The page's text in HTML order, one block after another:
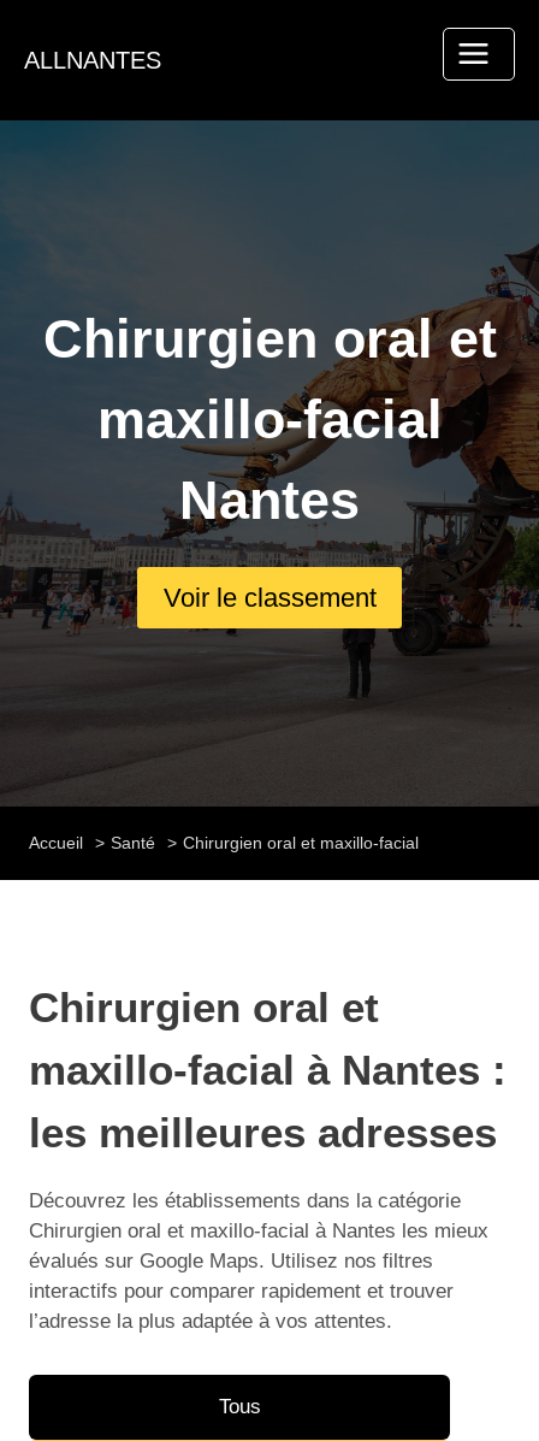
contenu
ALLNANTES
Chirurgien oral et
maxillo-facial
Nantes
Voir le classement
Accueil Santé Chirurgien oral et maxillo-facial
Chirurgien oral et
maxillo-facial à Nantes :
les meilleures adresses
Découvrez les établissements dans la catégorie
Chirurgien oral et maxillo-facial à Nantes les mieux
évalués sur Google Maps. Utilisez nos filtres
interactifs pour comparer rapidement et trouver
l’adresse la plus adaptée à vos attentes.
Tous